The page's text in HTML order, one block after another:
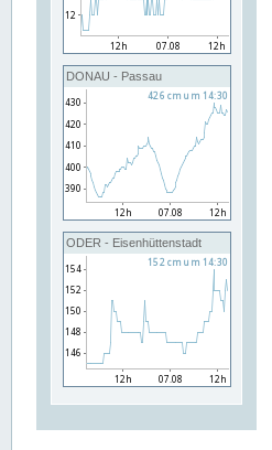
DONAU - Passau
ODER - Eisenhüttenstadt